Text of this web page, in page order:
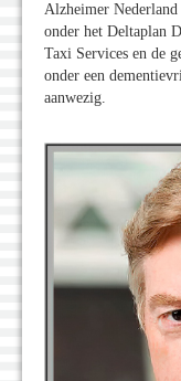
Alzheimer
onder het Deltaplan
Taxi Services en de
onder een
aanwezig.